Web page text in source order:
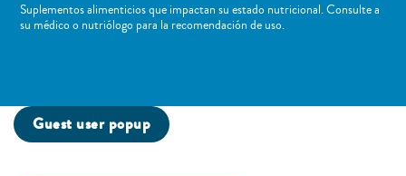
Suplementos alimenticios que impactan su estado nutricional. Consulte a
su médico o nutriólogo para la recomendación de uso. ​
Guest user popup